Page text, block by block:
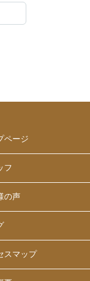
ページ
フ
の声
スマップ